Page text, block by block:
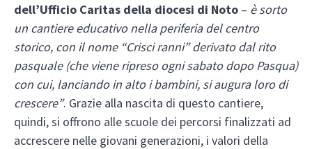
dell’Ufficio Caritas della diocesi di Noto – è sorto
un cantiere educativo nella periferia del centro
storico, con il nome “Crisci ranni” derivato dal rito
pasquale (che viene ripreso ogni sabato dopo Pasqua)
con cui, lanciando in alto i bambini, si augura loro di
crescere”. Grazie alla nascita di questo cantiere,
quindi, si offrono alle scuole dei percorsi finalizzati ad
accrescere nelle giovani generazioni, i valori della